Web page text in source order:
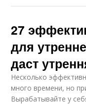
27
для
даст
Несколько
много времени, но
Вырабатывайте у